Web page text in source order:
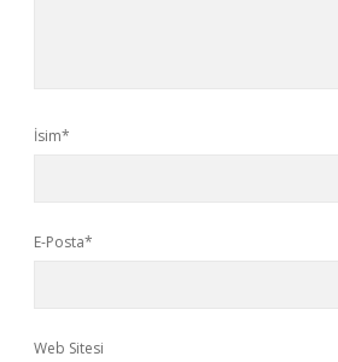
İsim*
E-Posta*
Web Sitesi